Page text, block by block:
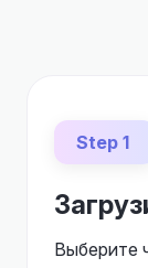
Step 1
Выберите